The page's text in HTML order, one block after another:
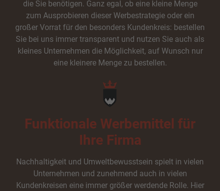
die Sie benötigen. Ganz egal, ob eine kleine Menge
zum Ausprobieren dieser Werbestrategie oder ein
großer Vorrat für den besonders Kundenkreis: bestellen
Sie bei uns immer transparent und nutzen Sie auch als
kleines Unternehmen die Möglichkeit, auf Wunsch nur
eine kleinere Menge zu bestellen.
Funktionale Werbemittel für
Ihre Firma
Nachhaltigkeit und Umweltbewusstsein spielt in vielen
Unternehmen und zunehmend auch in vielen
Kundenkreisen eine immer größer werdende Rolle. Hier
Externe Medien (7)
Inhalte von Videoplattformen und Social-Media-Plattformen werden
standardmäßig blockiert. Wenn Cookies von externen Medien akzeptiert
werden, bedarf der Zugriff auf diese Inhalte keiner manuellen Einwilligung
mehr.
Cookie-Informationen anzeigen